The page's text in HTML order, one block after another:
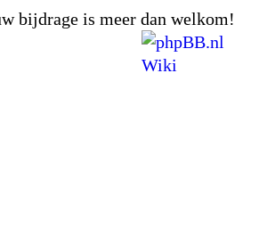
bijdrage is meer dan welkom!